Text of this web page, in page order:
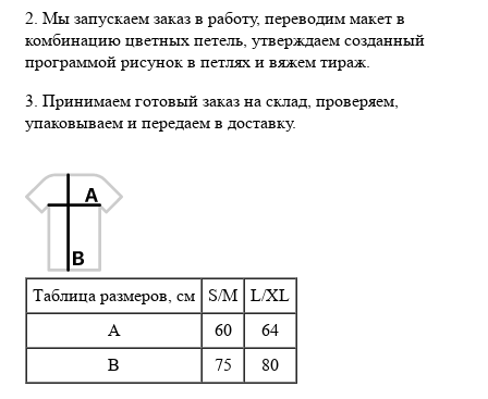
2. Мы запускаем заказ в работу, переводим макет в
комбинацию цветных петель, утверждаем созданный
программой рисунок в петлях и вяжем тираж.
3. Принимаем готовый заказ на склад, проверяем,
упаковываем и передаем в доставку.
Таблица размеров, см S/M
L/XL
A
60
64
B
75 80